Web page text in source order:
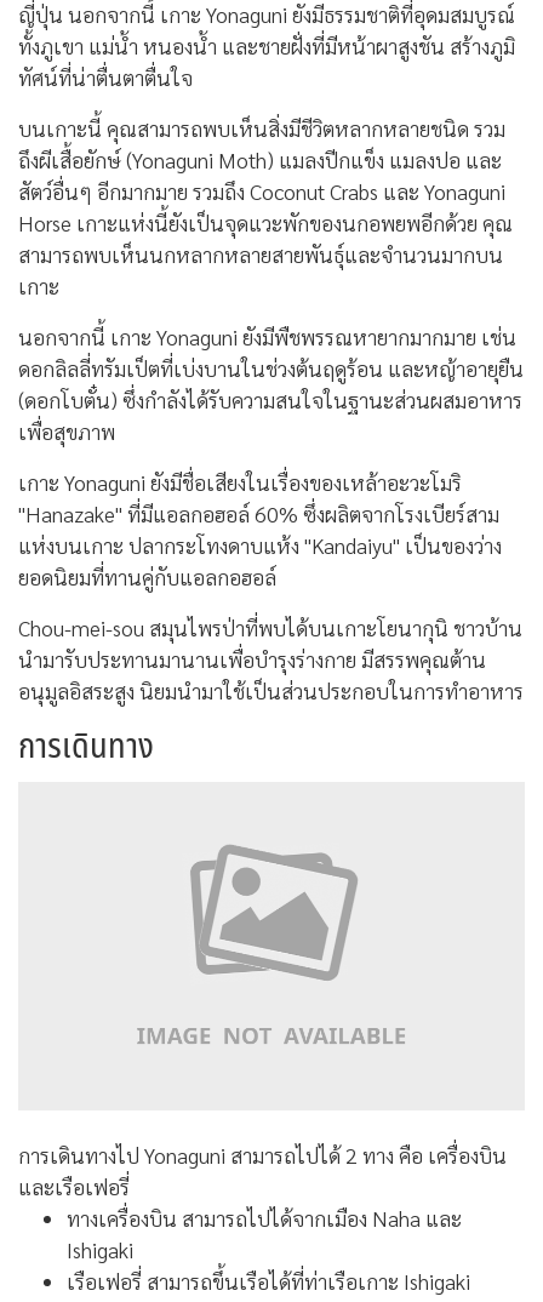
ญี่ปุ่น นอกจากนี้ เกาะ Yonaguni ยังมีธรรมชาติที่อุดมสมบูรณ์
ทั้งภูเขา แม่น้ำ หนองน้ำ และชายฝั่งที่มีหน้าผาสูงชัน สร้างภูมิ
ทัศน์ที่น่าตื่นตาตื่นใจ
บนเกาะนี้ คุณสามารถพบเห็นสิ่งมีชีวิตหลากหลายชนิด รวม
ถึงผีเสื้อยักษ์ (Yonaguni Moth) แมลงปีกแข็ง แมลงปอ และ
สัตว์อื่นๆ อีกมากมาย รวมถึง Coconut Crabs และ Yonaguni
Horse เกาะแห่งนี้ยังเป็นจุดแวะพักของนกอพยพอีกด้วย คุณ
สามารถพบเห็นนกหลากหลายสายพันธุ์และจำนวนมากบน
เกาะ
นอกจากนี้ เกาะ Yonaguni ยังมีพืชพรรณหายากมากมาย เช่น
ดอกลิลลี่ทรัมเป็ตที่เบ่งบานในช่วงต้นฤดูร้อน และหญ้าอายุยืน
(ดอกโบตั๋น) ซึ่งกำลังได้รับความสนใจในฐานะส่วนผสมอาหาร
เพื่อสุขภาพ
เกาะ Yonaguni ยังมีชื่อเสียงในเรื่องของเหล้าอะวะโมริ
"Hanazake" ที่มีแอลกอฮอล์ 60% ซึ่งผลิตจากโรงเบียร์สาม
แห่งบนเกาะ ปลากระโทงดาบแห้ง "Kandaiyu" เป็นของว่าง
ยอดนิยมที่ทานคู่กับแอลกอฮอล์
Chou-mei-sou สมุนไพรป่าที่พบได้บนเกาะโยนากุนิ ชาวบ้าน
นำมารับประทานมานานเพื่อบำรุงร่างกาย มีสรรพคุณต้าน
อนุมูลอิสระสูง นิยมนำมาใช้เป็นส่วนประกอบในการทำอาหาร
การเดินทาง
การเดินทางไป Yonaguni สามารถไปได้ 2 ทาง คือ เครื่องบิน
และเรือเฟอรี่
ทางเครื่องบิน สามารถไปได้จากเมือง Naha และ
Ishigaki
เรือเฟอรี่ สามารถขึ้นเรือได้ที่ท่าเรือเกาะ Ishigaki